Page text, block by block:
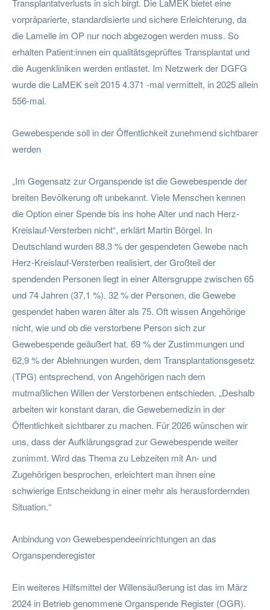
Transplantatverlusts in sich birgt. Die LaMEK bietet eine
vorpräparierte, standardisierte und sichere Erleichterung, da
die Lamelle im OP nur noch abgezogen werden muss. So
erhalten Patient:innen ein qualitätsgeprüftes Transplantat und
die Augenkliniken werden entlastet. Im Netzwerk der DGFG
wurde die LaMEK seit 2015 4.371 -mal vermittelt, in 2025 allein
556-mal.
Gewebespende soll in der Öffentlichkeit zunehmend sichtbarer
werden
„Im Gegensatz zur Organspende ist die Gewebespende der
breiten Bevölkerung oft unbekannt. Viele Menschen kennen
die Option einer Spende bis ins hohe Alter und nach Herz-
Kreislauf-Versterben nicht“, erklärt Martin Börgel. In
Deutschland wurden 88,3 % der gespendeten Gewebe nach
Herz-Kreislauf-Versterben realisiert, der Großteil der
spendenden Personen liegt in einer Altersgruppe zwischen 65
und 74 Jahren (37,1 %). 32 % der Personen, die Gewebe
gespendet haben waren älter als 75. Oft wissen Angehörige
nicht, wie und ob die verstorbene Person sich zur
Gewebespende geäußert hat. 69 % der Zustimmungen und
62,9 % der Ablehnungen wurden, dem Transplantationsgesetz
(TPG) entsprechend, von Angehörigen nach dem
mutmaßlichen Willen der Verstorbenen entschieden. „Deshalb
arbeiten wir konstant daran, die Gewebemedizin in der
Öffentlichkeit sichtbarer zu machen. Für 2026 wünschen wir
uns, dass der Aufklärungsgrad zur Gewebespende weiter
zunimmt. Wird das Thema zu Lebzeiten mit An- und
Zugehörigen besprochen, erleichtert man ihnen eine
schwierige Entscheidung in einer mehr als herausfordernden
Situation.“
Anbindung von Gewebespendeeinrichtungen an das
Organspenderegister
Ein weiteres Hilfsmittel der Willensäußerung ist das im März
2024 in Betrieb genommene Organspende Register (OGR).